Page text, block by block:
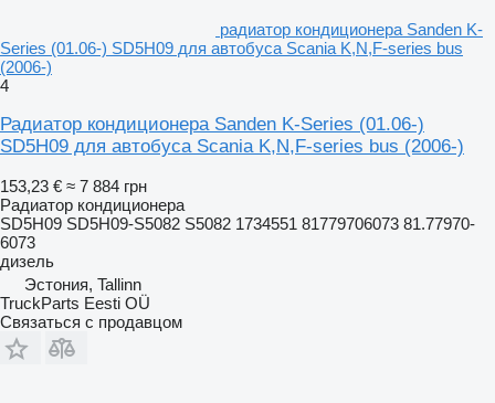
радиатор кондиционера Sanden K-
Series (01.06-) SD5H09 для автобуса Scania K,N,F-series bus
(2006-)
4
Радиатор кондиционера Sanden K-Series (01.06-)
SD5H09 для автобуса Scania K,N,F-series bus (2006-)
153,23 € ≈ 7 884 грн
Радиатор кондиционера
SD5H09 SD5H09-S5082 S5082 1734551 81779706073 81.77970-
6073
дизель
Эстония, Tallinn
TruckParts Eesti OÜ
Связаться с продавцом